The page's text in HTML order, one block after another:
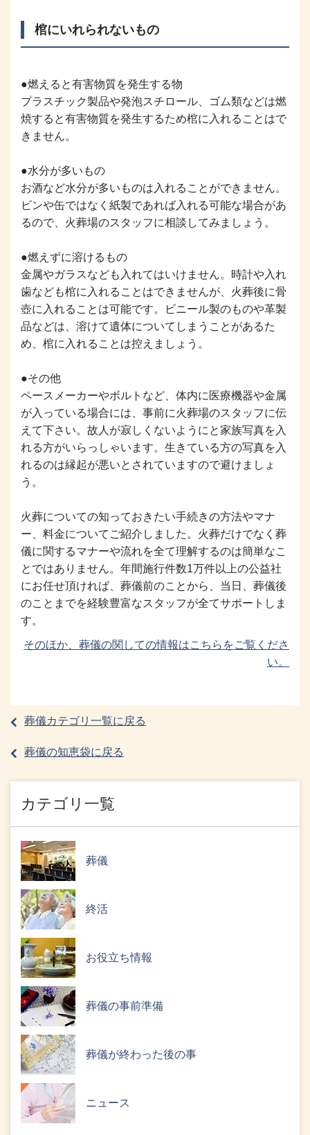
棺にいれられないもの
●燃えると有害物質を発生する物
プラスチック製品や発泡スチロール、ゴム類などは燃
焼すると有害物質を発生するため棺に入れることはで
きません。
●水分が多いもの
お酒など水分が多いものは入れることができません。
ビンや缶ではなく紙製であれば入れる可能な場合があ
るので、火葬場のスタッフに相談してみましょう。
●燃えずに溶けるもの
金属やガラスなども入れてはいけません。時計や入れ
歯なども棺に入れることはできませんが、火葬後に骨
壺に入れることは可能です。ビニール製のものや革製
品などは、溶けて遺体についてしまうことがあるた
め、棺に入れることは控えましょう。
●その他
ペースメーカーやボルトなど、体内に医療機器や金属
が入っている場合には、事前に火葬場のスタッフに伝
えて下さい。故人が寂しくないようにと家族写真を入
れる方がいらっしゃいます。生きている方の写真を入
れるのは縁起が悪いとされていますので避けましょ
う。
火葬についての知っておきたい手続きの方法やマナ
ー、料金についてご紹介しました。火葬だけでなく葬
儀に関するマナーや流れを全て理解するのは簡単なこ
とではありません。年間施行件数1万件以上の公益社
にお任せ頂ければ、葬儀前のことから、当日、葬儀後
のことまでを経験豊富なスタッフが全てサポートしま
す。
そのほか、葬儀の関しての情報はこちらをご覧くださ
い。
葬儀カテゴリ一覧に戻る
葬儀の知恵袋に戻る
カテゴリ一覧
葬儀
終活
お役立ち情報
葬儀の事前準備
葬儀が終わった後の事
ニュース